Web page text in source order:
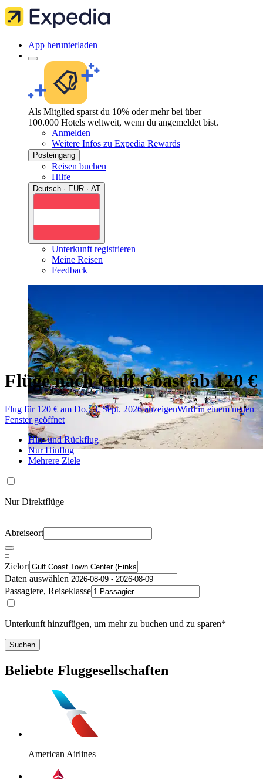
App herunterladen
Als Mitglied sparst du 10% oder mehr bei über
100.000 Hotels weltweit, wenn du angemeldet bist.
Anmelden
Weitere Infos zu Expedia Rewards
Posteingang
Reisen buchen
Hilfe
Deutsch · EUR · AT
Unterkunft registrieren
Meine Reisen
Feedback
Flüge nach Gulf Coast ab 120 €
Flug für 120 € am Do., 3. Sept. 2026 anzeigenWird in einem neuen
Fenster geöffnet
Hin- und Rückflug
Nur Hinflug
Mehrere Ziele
Nur Direktflüge
Abreiseort
Zielort
Daten auswählen
Passagiere, Reiseklasse
Unterkunft hinzufügen, um mehr zu buchen und zu sparen*
Suchen
Beliebte Fluggesellschaften
American Airlines